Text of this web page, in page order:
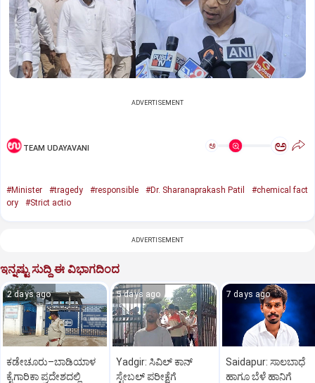
ADVERTISEMENT
TEAM UDAYAVANI ಅ ಅ
#Minister #tragedy #responsible #Dr. Sharanaprakash Patil
#chemical fact
ory
#Strict actio
ADVERTISEMENT
ಇನ್ನಷ್ಟು ಸುದ್ದಿ ಈ ವಿಭಾಗದಿಂದ
2 days ago
ಕಡೇಚೂರು–ಬಾಡಿಯಾಳ
ಕೈಗಾರಿಕಾ ಪ್ರದೇಶದಲ್ಲಿ
5 days ago
Yadgir: ಸಿವಿಲ್ ಕಾನ್
ಸ್ಟೇಬಲ್ ಪರೀಕ್ಷೆಗೆ
7 days ago
Saidapur: ಸಾಲಬಾಧೆ
ಹಾಗೂ ಬೆಳೆ ಹಾನಿಗೆ